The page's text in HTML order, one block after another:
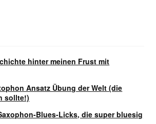
hinter meinen Frust mit
Ansatz Übung der Welt (die
sollte!)
Blues-Licks, die super bluesig